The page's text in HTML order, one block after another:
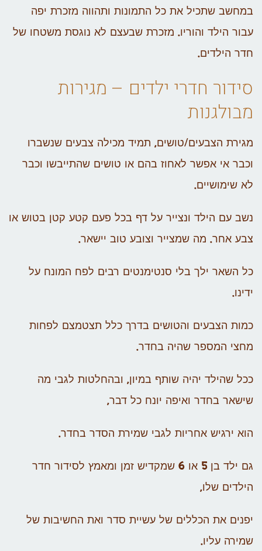
במחשב שתכיל את כל התמונות ותהווה מזכרת יפה
עבור הילד והוריו. מזכרת שבעצם לא נוגסת משטחו של
חדר הילדים.
סידור חדרי ילדים – מגירות
מבולגנות
מגירת הצבעים/טושים, תמיד מכילה צבעים שנשברו
וכבר אי אפשר לאחוז בהם או טושים שהתייבשו וכבר
לא שימושיים.
נשב עם הילד ונצייר על דף בכל פעם קטע קטן בטוש או
צבע אחר. מה שמצייר וצובע טוב יישאר.
כל השאר ילך בלי סנטימנטים רבים לפח המונח על
ידינו.
כמות הצבעים והטושים בדרך כלל תצטמצם לפחות
מחצי המספר שהיה בחדר.
ככל שהילד יהיה שותף במיון, ובהחלטות לגבי מה
שישאר בחדר ואיפה יונח כל דבר,
הוא ירגיש אחריות לגבי שמירת הסדר בחדר.
גם ילד בן 5 או 6 שמקדיש זמן ומאמץ לסידור חדר
הילדים שלו,
יפנים את הכללים של עשיית סדר ואת החשיבות של
שמירה עליו.